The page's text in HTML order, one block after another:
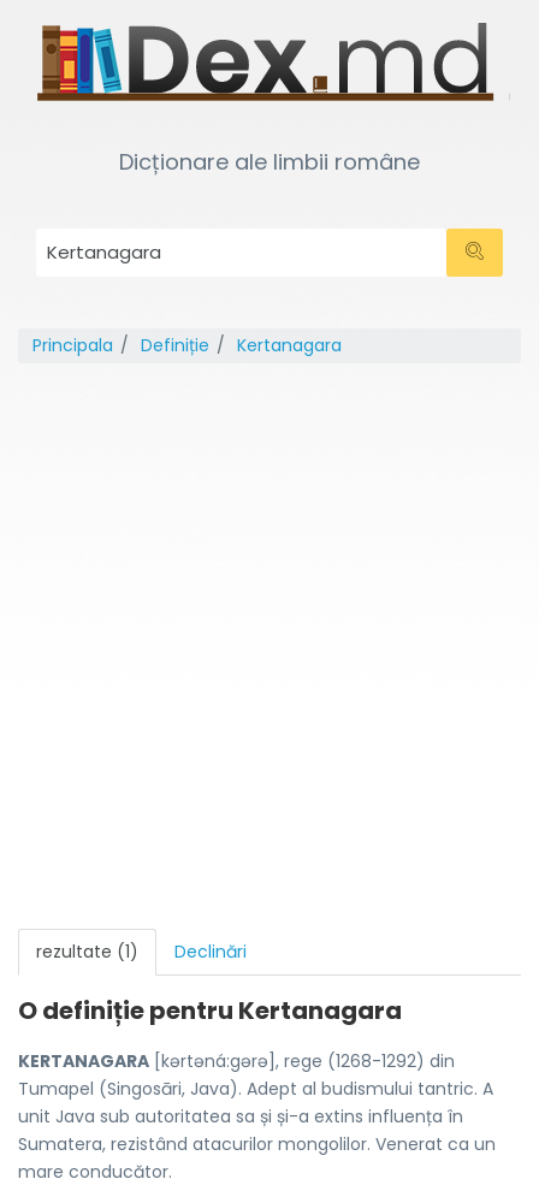
Dicționare ale limbii române
Principala Definiție Kertanagara
rezultate (1) Declinări
O definiție pentru Kertanagara
KERTANAGARA [kərtəná:gərə], rege (1268-1292) din
Tumapel (Singosāri, Java). Adept al budismului tantric. A
unit Java sub autoritatea sa și și-a extins influența în
Sumatera, rezistând atacurilor mongolilor. Venerat ca un
mare conducător.